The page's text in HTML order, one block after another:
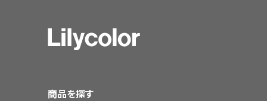
商品を探す